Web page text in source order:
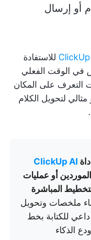
أو إرسال
للاستفادة
في الوقت الفعلي
التعرف على المكان
لتحويل الكلام
ClickUp AI
أو عمليات
المباشرة
ملخصات وتحويل
داعي للكتابة بخط
الذكاء